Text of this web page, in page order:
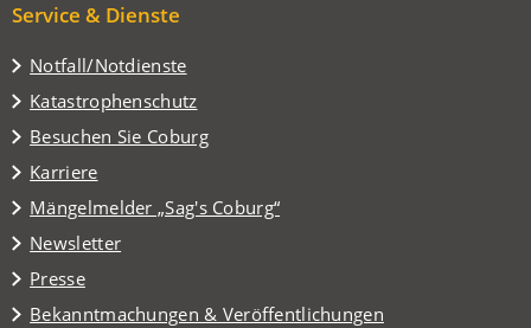
Service & Dienste
Notfall/Notdienste
Katastrophenschutz
Besuchen Sie Coburg
(Öffnet
in
einem
neuen
Tab)
Karriere
Mängelmelder „Sag's Coburg“
(Öffnet
in
einem
neuen
Tab)
Newsletter
Presse
Bekanntmachungen & Veröffentlichungen